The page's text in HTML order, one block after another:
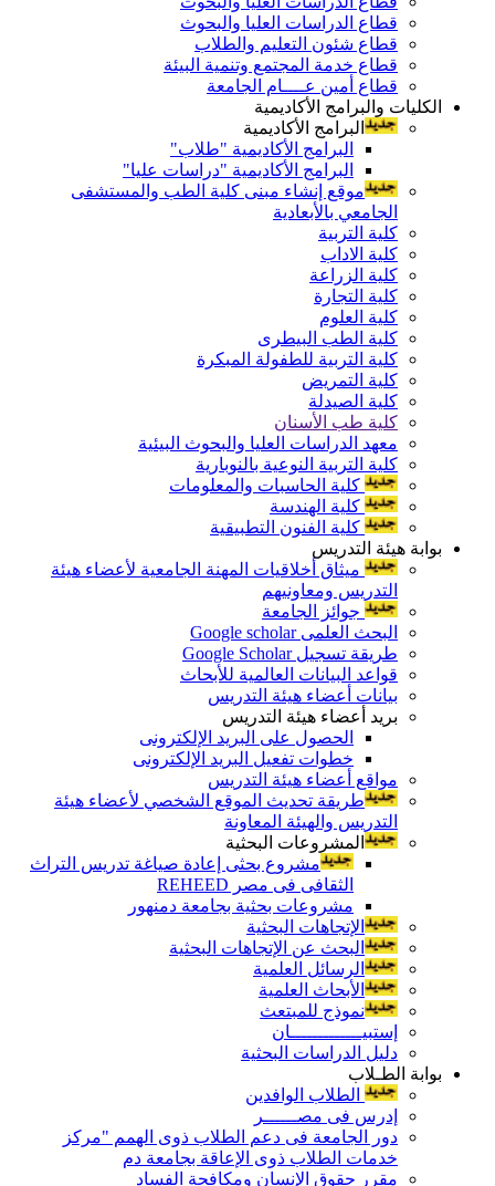
قطاع الدراسات العليا والبحوث
قطاع شئون التعليم والطلاب
قطاع خدمة المجتمع وتنمية البيئة
قطاع أمين عــــام الجامعة
الكليات والبرامج الأكاديمية
البرامج الأكاديمية
البرامج الأكاديمية "طلاب"
البرامج الأكاديمية "دراسات عليا"
موقع إنشاء مبنى كلية الطب والمستشفى
الجامعي بالأبعادية
كلية التربية
كلية الاداب
كلية الزراعة
كلية التجارة
كلية العلوم
كلية الطب البيطرى
كلية التربية للطفولة المبكرة
كلية التمريض
كلية الصيدلة
كلية طب الأسنان
معهد الدراسات العليا والبحوث البيئية
كلية التربية النوعية بالنوبارية
كلية الحاسبات والمعلومات
كلية الهندسة
كلية الفنون التطبيقية
بوابة هيئة التدريس
ميثاق أخلاقيات المهنة الجامعية لأعضاء هيئة
التدريس ومعاونيهم
جوائز الجامعة
البحث العلمى Google scholar
طريقة تسجيل Google Scholar
قواعد البيانات العالمية للأبحاث
بيانات أعضاء هيئة التدريس
بريد أعضاء هيئة التدريس
الحصول على البريد الإلكترونى
خطوات تفعيل البريد الإلكترونى
مواقع أعضاء هيئة التدريس
طريقة تحديث الموقع الشخصي لأعضاء هيئة
التدريس والهيئة المعاونة
المشروعات البحثية
مشروع بحثى إعادة صياغة تدريس التراث
الثقافى فى مصر REHEED
مشروعات بحثية بجامعة دمنهور
الإتجاهات البحثية
البحث عن الإتجاهات البحثية
الرسائل العلمية
الأبحاث العلمية
نموذج للمبتعث
إستبيـــــــــــــان
دليل الدراسات البحثية
بوابة الطـلاب
الطلاب الوافدين
إدرس فى مصــــــر
دور الجامعة فى دعم الطلاب ذوى الهمم "مركز
خدمات الطلاب ذوى الإعاقة بجامعة دم
مقرر حقوق الإنسان ومكافحة الفساد